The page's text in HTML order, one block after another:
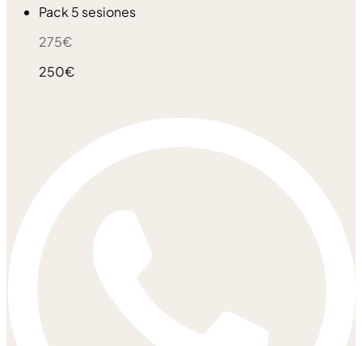
Pack 5 sesiones
275€
250€